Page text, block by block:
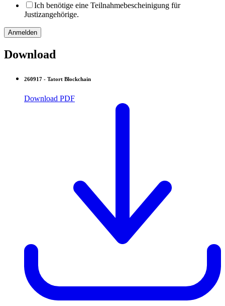
Ich benötige eine Teilnahmebescheinigung für
Justizangehörige.
Anmelden
Download
260917 - Tatort Blockchain
Download PDF